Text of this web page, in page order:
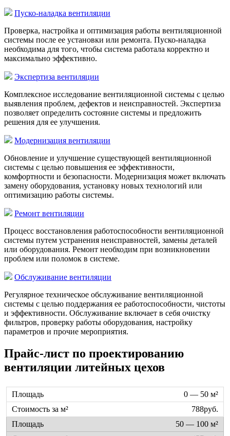
Пуско-наладка вентиляции
Проверка, настройка и оптимизация работы вентиляционной
системы после ее установки или ремонта. Пуско-наладка
необходима для того, чтобы система работала корректно и
максимально эффективно.
Экспертиза вентиляции
Комплексное исследование вентиляционной системы с целью
выявления проблем, дефектов и неисправностей. Экспертиза
позволяет определить состояние системы и предложить
решения для ее улучшения.
Модернизация вентиляции
Обновление и улучшение существующей вентиляционной
системы с целью повышения ее эффективности,
комфортности и безопасности. Модернизация может включать
замену оборудования, установку новых технологий или
оптимизацию работы системы.
Ремонт вентиляции
Процесс восстановления работоспособности вентиляционной
системы путем устранения неисправностей, замены деталей
или оборудования. Ремонт необходим при возникновении
проблем или поломок в системе.
Обслуживание вентиляции
Регулярное техническое обслуживание вентиляционной
системы с целью поддержания ее работоспособности, чистоты
и эффективности. Обслуживание включает в себя очистку
фильтров, проверку работы оборудования, настройку
параметров и прочие мероприятия.
Прайс-лист по проектированию
вентиляции литейных цехов
0 — 50 м²
788руб.
50 — 100 м²